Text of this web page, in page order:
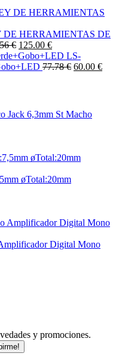
HERRAMIENTAS DE
€ 125.00 €
LS-
77.78 € 60.00 €
Jack 6,3mm St Macho
øTotal:20mm
Digital Mono
y promociones.